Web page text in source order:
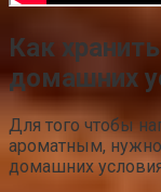
Как
домашних
Для того чтобы
ароматным, нужно
домашних